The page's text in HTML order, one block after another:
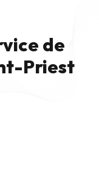
de
Priest